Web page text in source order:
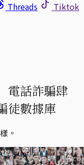
Threads
Tiktok
電話詐騙肆
徒數據庫
。